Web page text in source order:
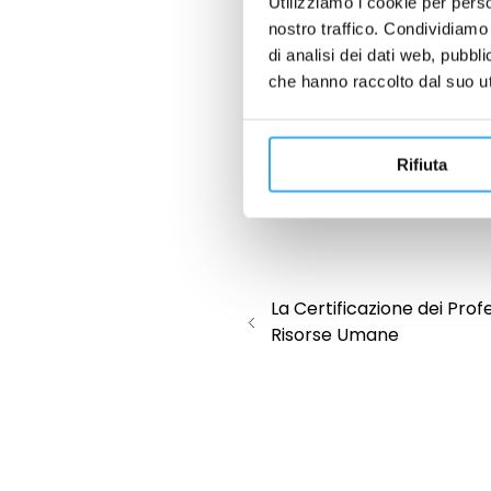
nostro traffico.
di analisi dei dati web,
che hanno raccolto dal suo
Rifiuta
dell’organizzazione nel
Opportunità
retention dei talentice
dell’azienda. L’unico
ovviamente, l’effetto
Opportunità
un’impresa sono
contributo di tutte le
La Certificazione dei
Risorse Umane